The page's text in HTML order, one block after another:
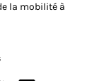
la mobilité à